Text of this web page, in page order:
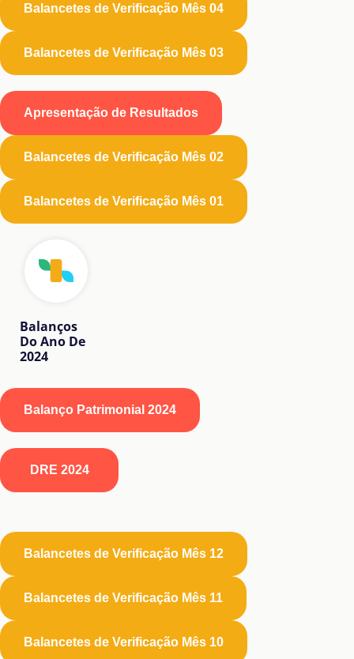
Balancetes de Verificação Mês 04
Balancetes de Verificação Mês 03
Apresentação de Resultados
Balancetes de Verificação Mês 02
Balancetes de Verificação Mês 01
Balanços
Do Ano De
2024
Balanço Patrimonial 2024
DRE 2024
Balancetes de Verificação Mês 12
Balancetes de Verificação Mês 11
Balancetes de Verificação Mês 10